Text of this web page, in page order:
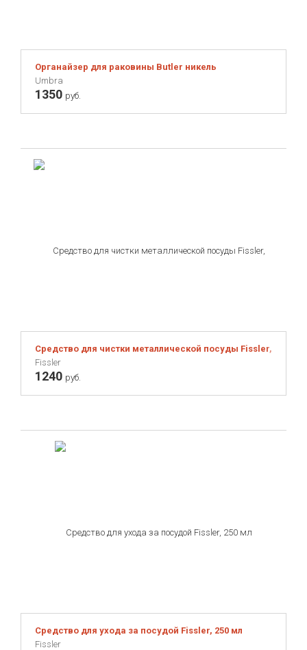
Органайзер для раковины Butler никель
Umbra
1350 руб.
Средство для чистки металлической посуды Fissler, 250 мл
Fissler
1240 руб.
Средство для ухода за посудой Fissler, 250 мл
Fissler